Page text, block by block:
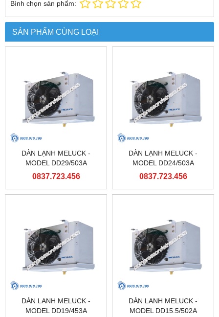
Bình chọn sản phẩm:
SẢN PHẨM CÙNG LOẠI
DÀN LẠNH MELUCK -
MODEL DD29/503A
0837.723.456
DÀN LẠNH MELUCK -
MODEL DD24/503A
0837.723.456
DÀN LẠNH MELUCK -
MODEL DD19/453A
DÀN LẠNH MELUCK -
MODEL DD15.5/502A